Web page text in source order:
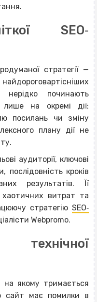
SEO‐
стратегії —
починають
лише на окремі дії:
посилань чи зміну
плану дії не
аудиторії, ключові
послідовність кроків
результатів. Її
хаотичних витрат та
стратегію SEO‐
Webpromo.
на якому тримається
сайт має помилки в